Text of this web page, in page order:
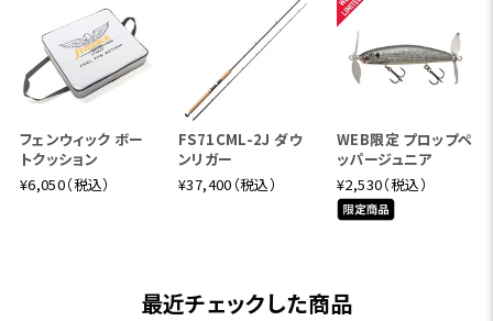
フェンウィック ボー
トクッション
¥6,050（税込）
FS71CML-2J ダウ
ンリガー
¥37,400（税込）
WEB限定 プロップペ
ッパージュニア
¥2,530（税込）
最近チェックした商品